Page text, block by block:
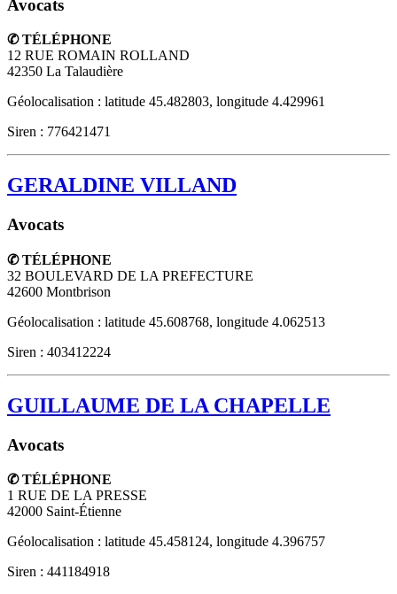
Avocats
✆ TÉLÉPHONE
12 RUE ROMAIN ROLLAND
42350 La Talaudière
Géolocalisation : latitude 45.482803, longitude 4.429961
Siren : 776421471
GERALDINE VILLAND
Avocats
✆ TÉLÉPHONE
32 BOULEVARD DE LA PREFECTURE
42600 Montbrison
Géolocalisation : latitude 45.608768, longitude 4.062513
Siren : 403412224
GUILLAUME DE LA CHAPELLE
Avocats
✆ TÉLÉPHONE
1 RUE DE LA PRESSE
42000 Saint-Étienne
Géolocalisation : latitude 45.458124, longitude 4.396757
Siren : 441184918